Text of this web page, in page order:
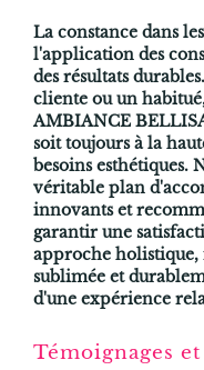
La constance dans
l'application des
des résultats
cliente ou un
AMBIANCE
soit toujours à la
besoins esthétiques.
véritable plan
innovants et
garantir une
approche holistique,
sublimée et
d'une expérience
Témoignages